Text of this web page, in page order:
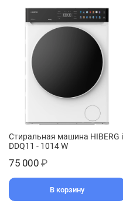
Стиральная машина HIBERG
DDQ11 - 1014 W
75 000 ₽
В корзину